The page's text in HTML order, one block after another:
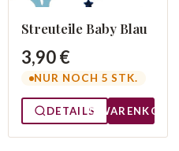
Streuteile Baby Blau
3,90 €
NUR NOCH 5 STK.
DETAILS WARENKORB